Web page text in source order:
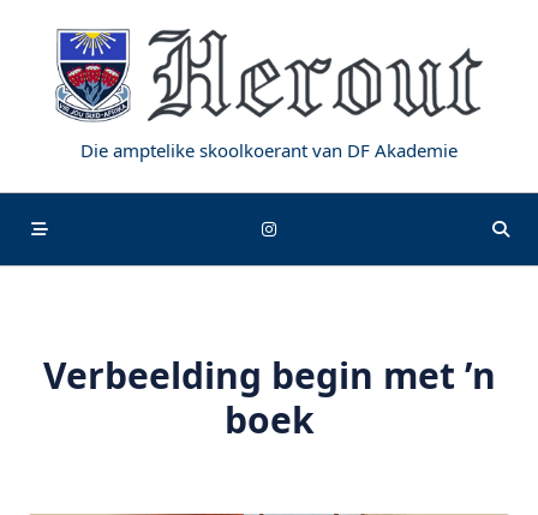
content
Die amptelike skoolkoerant van DF Akademie
Verbeelding begin met ’n
boek